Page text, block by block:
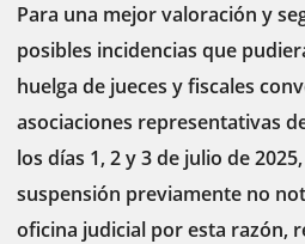
Para una mejor valoración y
posibles incidencias que
huelga de jueces y fiscales
asociaciones representativas
los días 1, 2 y 3 de julio de
suspensión previamente no
oficina judicial por esta razón,